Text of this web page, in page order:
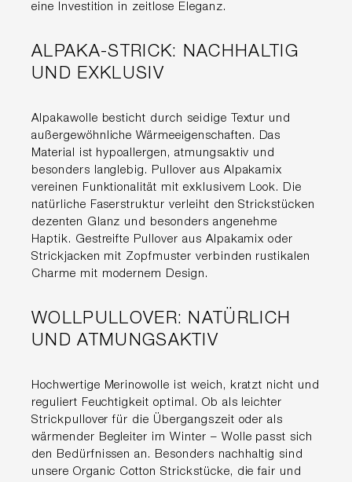
eine Investition in zeitlose Eleganz.
ALPAKA-STRICK: NACHHALTIG
UND EXKLUSIV
Alpakawolle besticht durch seidige Textur und
außergewöhnliche Wärmeeigenschaften. Das
Material ist hypoallergen, atmungsaktiv und
besonders langlebig. Pullover aus Alpakamix
vereinen Funktionalität mit exklusivem Look. Die
natürliche Faserstruktur verleiht den Strickstücken
dezenten Glanz und besonders angenehme
Haptik. Gestreifte Pullover aus Alpakamix oder
Strickjacken mit Zopfmuster verbinden rustikalen
Charme mit modernem Design.
WOLLPULLOVER: NATÜRLICH
UND ATMUNGSAKTIV
Hochwertige Merinowolle ist weich, kratzt nicht und
reguliert Feuchtigkeit optimal. Ob als leichter
Strickpullover für die Übergangszeit oder als
wärmender Begleiter im Winter – Wolle passt sich
den Bedürfnissen an. Besonders nachhaltig sind
unsere Organic Cotton Strickstücke, die fair und